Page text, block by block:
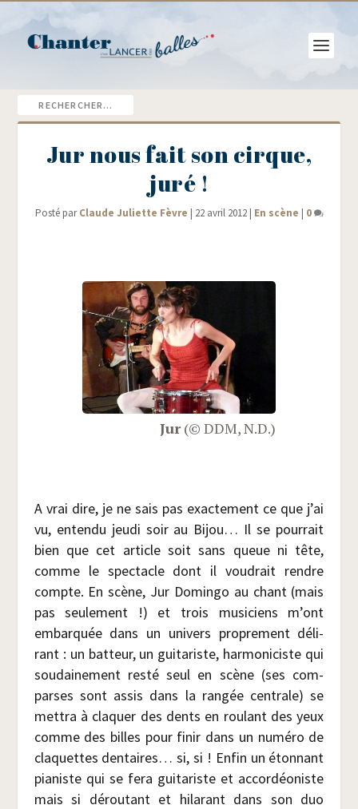
Jur nous fait son cirque,
juré !
Posté parClaude Juliette Fèvre | 22 avril 2012| En scène | 0
Jur(© DDM, N.D.)
A vrai dire, je ne sais pas exac­te­ment ce que j’ai
vu, enten­du jeu­di soir au Bijou… Il se pour­rait
bien que cet article soit sans queue ni tête,
comme le spec­tacle dont il vou­drait rendre
compte. En scène, Jur Domin­go au chant (mais
pas seule­ment !) et trois musi­ciens m’ont
embar­quée dans un uni­vers pro­pre­ment déli­
rant : un bat­teur, un gui­ta­riste, har­mo­ni­ciste qui
sou­dai­ne­ment res­té seul en scène (ses com­
parses sont assis dans la ran­gée cen­trale) se
met­tra à cla­quer des dents en rou­lant des yeux
comme des billes pour finir dans un numé­ro de
cla­quettes den­taires… si, si ! Enfin un éton­nant
pia­niste qui se fera gui­ta­riste et accor­déo­niste
mais si dérou­tant et hila­rant dans son duo